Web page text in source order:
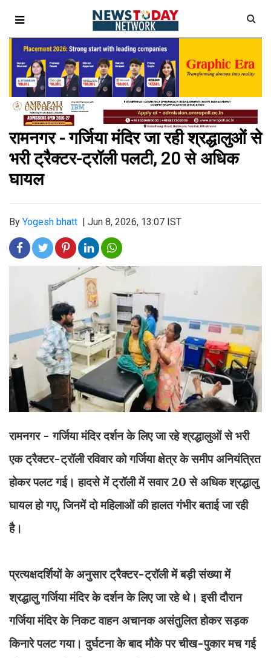
रामनगर - गर्जिया मंदिर जा रही श्रद्धालुओं से
भरी ट्रैक्टर-ट्रॉली पलटी, 20 से अधिक
घायल
By Yogesh bhatt Jun 8, 2026, 13:07 IST
रामनगर - गर्जिया मंदिर दर्शन के लिए जा रहे श्रद्धालुओं से भरी
एक ट्रैक्टर-ट्रॉली रविवार को गर्जिया क्षेत्र के समीप अनियंत्रित
होकर पलट गई। हादसे में ट्रॉली में सवार 20 से अधिक श्रद्धालु
घायल हो गए, जिनमें दो महिलाओं की हालत गंभीर बताई जा रही
है।
प्रत्यक्षदर्शियों के अनुसार ट्रैक्टर-ट्रॉली में बड़ी संख्या में
श्रद्धालु गर्जिया मंदिर के दर्शन के लिए जा रहे थे। इसी दौरान
गर्जिया मंदिर के निकट वाहन अचानक असंतुलित होकर सड़क
किनारे पलट गया। दुर्घटना के बाद मौके पर चीख-पुकार मच गई